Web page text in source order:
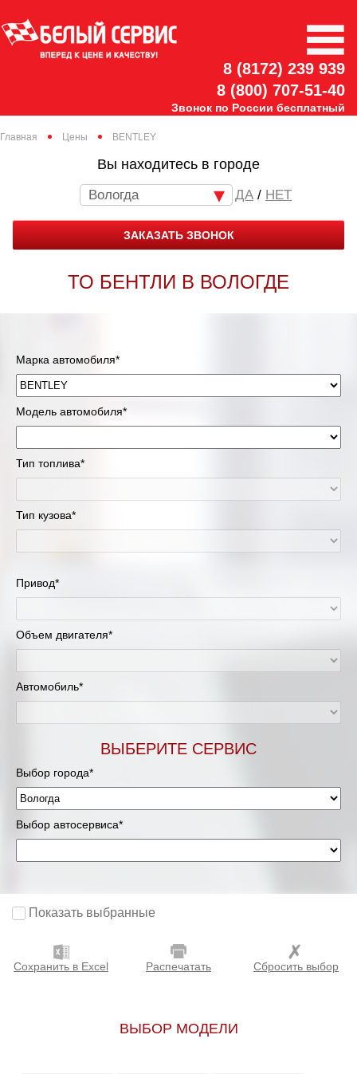
8 (8172) 239 939
8 (800) 707-51-40
Звонок по России бесплатный
Главная Цены BENTLEY
Вы находитесь в городе
Вологда / НЕТ
ЗАКАЗАТЬ ЗВОНОК
ТО БЕНТЛИ В ВОЛОГДЕ
Марка автомобиля*
Модель автомобиля*
Тип топлива*
Тип кузова*
Привод*
Объем двигателя*
Автомобиль*
ВЫБЕРИТЕ СЕРВИС
Выбор города*
Выбор автосервиса*
Показать выбранные
Сохранить в Excel Распечатать Сбросить выбор
ВЫБОР МОДЕЛИ